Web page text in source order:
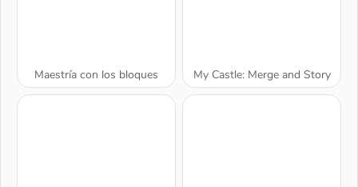
Maestría con los bloques My Castle: Merge and Story